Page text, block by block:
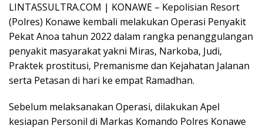
LINTASSULTRA.COM | KONAWE – Kepolisian Resort
(Polres) Konawe kembali melakukan Operasi Penyakit
Pekat Anoa tahun 2022 dalam rangka penanggulangan
penyakit masyarakat yakni Miras, Narkoba, Judi,
Praktek prostitusi, Premanisme dan Kejahatan Jalanan
serta Petasan di hari ke empat Ramadhan.
Sebelum melaksanakan Operasi, dilakukan Apel
kesiapan Personil di Markas Komando Polres Konawe